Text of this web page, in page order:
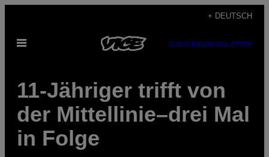
content
+ DEUTSCH
Open
SUBSCRIBENEWSLETTER
11-Jähriger trifft von
der Mittellinie–drei Mal
in Folge